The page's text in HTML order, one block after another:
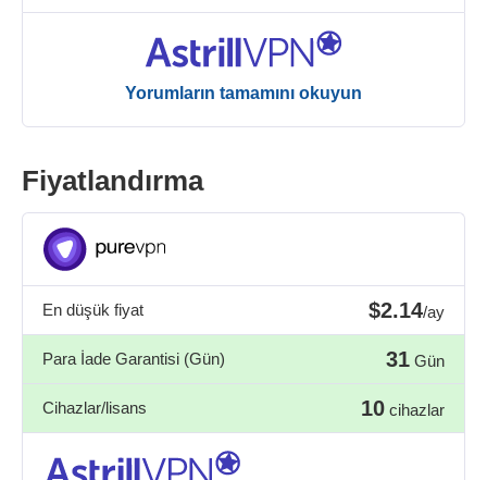
Yorumların tamamını okuyun
Fiyatlandırma
En düşük fiyat $2.14/ay
Para İade Garantisi (Gün) 31 Gün
Cihazlar/lisans 10 cihazlar